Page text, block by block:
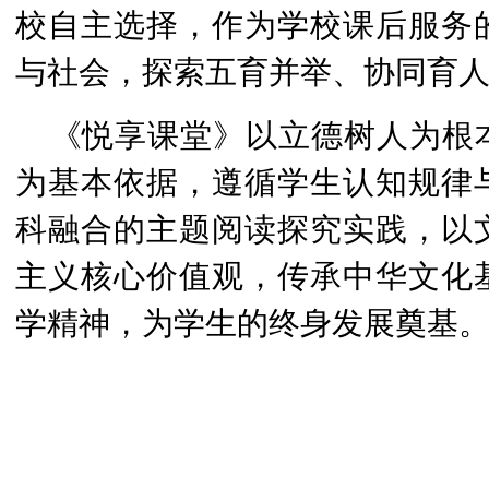
校自主选择，作为学校课后服
与社会，探索五育并举、协同育
《悦享课堂》以立德树人为
为基本依据，遵循学生认知规
科融合的主题阅读探究实践，
主义核心价值观，传承中华文
学精神，为学生的终身发展奠基。